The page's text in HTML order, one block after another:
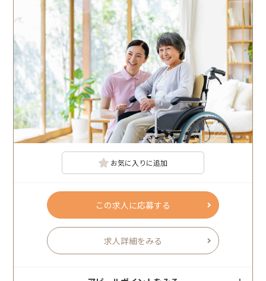
お気に入りに追加
この求人に応募する
求人詳細をみる